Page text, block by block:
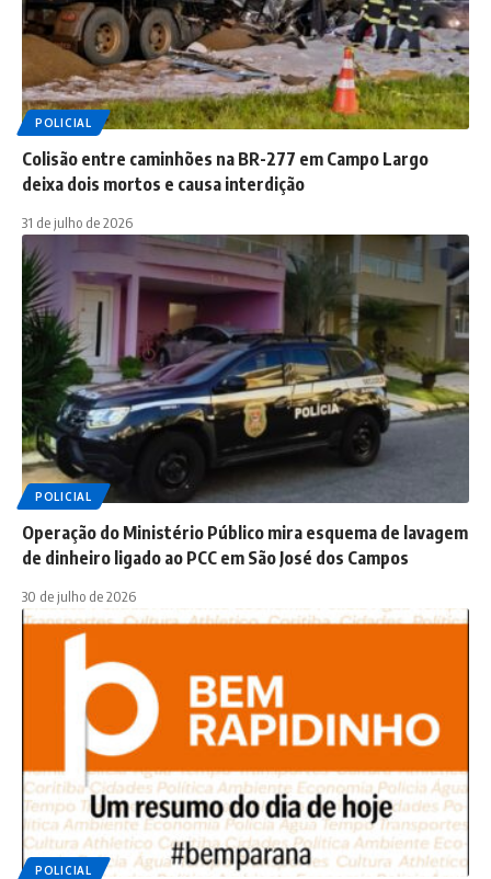
POLICIAL
Colisão entre caminhões na BR-277 em Campo Largo
deixa dois mortos e causa interdição
31 de julho de 2026
POLICIAL
Operação do Ministério Público mira esquema de lavagem
de dinheiro ligado ao PCC em São José dos Campos
30 de julho de 2026
POLICIAL